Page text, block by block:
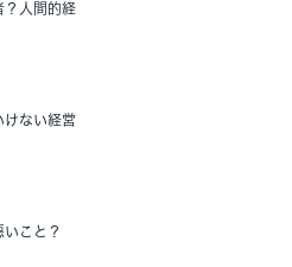
？人間的経
けない経営
こと？